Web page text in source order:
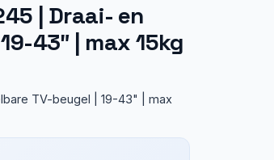
| Draai- en
43″ | max 15kg
TV-beugel | 19-43" | max